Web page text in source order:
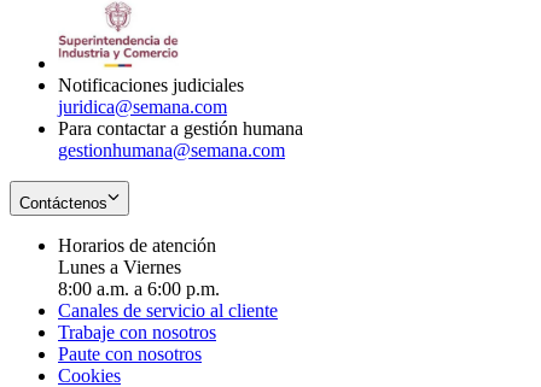
Notificaciones judiciales
juridica@semana.com
Para contactar a gestión humana
gestionhumana@semana.com
Contáctenos
Horarios de atención
Lunes a Viernes
8:00 a.m. a 6:00 p.m.
Canales de servicio al cliente
Trabaje con nosotros
Paute con nosotros
Cookies